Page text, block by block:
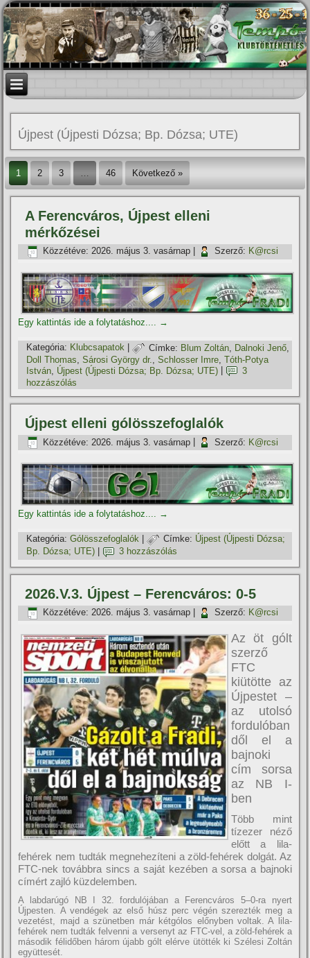
Újpest (Újpesti Dózsa; Bp. Dózsa; UTE)
1 2 3 … 46 Következő »
A Ferencváros, Újpest elleni
mérkőzései
Közzétéve: 2026. május 3. vasárnap Szerző: K@rcsi
Egy kattintás ide a folytatáshoz.... →
Kategória: Klubcsapatok | Címke: Blum Zoltán Dalnoki Jenő
Doll Thomas,Sárosi György dr.,Schlosser Imre,Tóth-Potya
István Újpest (Újpesti Dózsa; Bp. Dózsa; UTE)
3
hozzászólás
Újpest elleni gólösszefoglalók
Közzétéve: 2026. május 3. vasárnap Szerző: K@rcsi
Egy kattintás ide a folytatáshoz.... →
Kategória: Gólösszefoglalók | Címke: Újpest (Újpesti Dózsa;
Bp. Dózsa; UTE)
3 hozzászólás
2026.V.3. Újpest – Ferencváros: 0-5
Közzétéve: 2026. május 3. vasárnap Szerző: K@rcsi
Az öt gólt
szerző
FTC
kiütötte az
Újpestet –
az utolsó
fordulóban
dől el a
bajnoki
cím sorsa
az NB I-
ben
Több mint
tízezer néző
előtt a lila-
fehérek nem tudták megnehezíteni a zöld-fehérek dolgát. Az
FTC-nek továbbra sincs a saját kezében a sorsa a bajnoki
címért zajló küzdelemben.
A labdarúgó NB I 32. fordulójában a Ferencváros 5–0-ra nyert
Újpesten. A vendégek az első húsz perc végén szerezték meg a
vezetést, majd a szünetben már kétgólos előnyben voltak. A lila-
fehérek nem tudták felvenni a versenyt az FTC-vel, a zöld-fehérek a
második félidőben három újabb gólt elérve ütötték ki Szélesi Zoltán
együttesét.